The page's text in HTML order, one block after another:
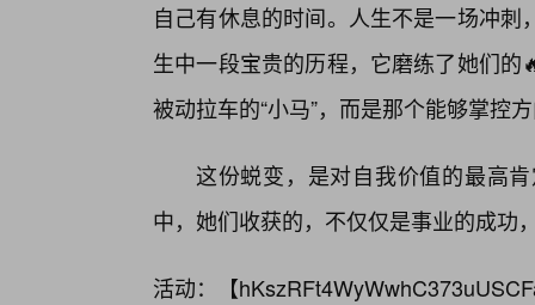
自己有休息的时间。人生不是一场冲
生中一段宝贵的历程，它磨练了她们
被动拉车的“小马”，而是那个能够掌控
这份蜕变，是对自我价值的最高
中，她们收获的，不仅仅是事业的成
活动：【